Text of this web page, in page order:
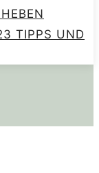
TIPPS UND